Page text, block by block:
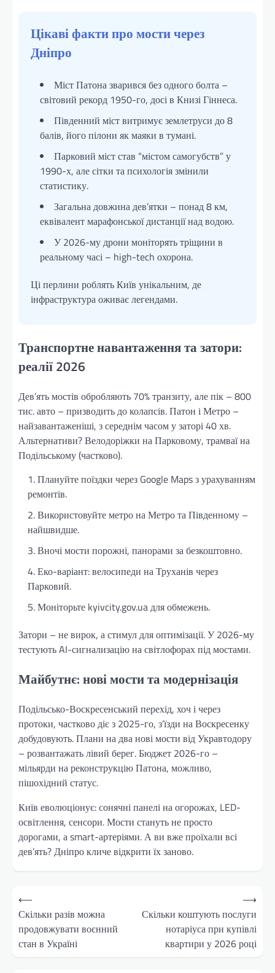
Цікаві факти про мости через
Дніпро
Міст Патона зварився без одного болта –
світовий рекорд 1950-го, досі в Книзі Гіннеса.
Південний міст витримує землетруси до 8
балів, його пілони як маяки в тумані.
Парковий міст став “містом самогубств” у
1990-х, але сітки та психологія змінили
статистику.
Загальна довжина дев’ятки – понад 8 км,
еквівалент марафонської дистанції над водою.
У 2026-му дрони моніторять тріщини в
реальному часі – high-tech охорона.
Ці перлини роблять Київ унікальним, де
інфраструктура оживає легендами.
Транспортне навантаження та затори:
реалії 2026
Дев’ять мостів обробляють 70% транзиту, але пік – 800
тис. авто – призводить до колапсів. Патон і Метро –
найзавантаженіші, з середнім часом у заторі 40 хв.
Альтернативи? Велодоріжки на Парковому, трамваї на
Подільському (частково).
Плануйте поїздки через Google Maps з урахуванням
ремонтів.
Використовуйте метро на Метро та Південному –
найшвидше.
Вночі мости порожні, панорами за безкоштовно.
Еко-варіант: велосипеди на Труханів через
Парковий.
Моніторьте kyivcity.gov.ua для обмежень.
Затори – не вирок, а стимул для оптимізації. У 2026-му
тестують AI-сигнализацію на світлофорах під мостами.
Майбутнє: нові мости та модернізація
Подільсько-Воскресенський перехід, хоч і через
протоки, частково діє з 2025-го, з’їзди на Воскресенку
добудовують. Плани на два нові мости від Укравтодору
– розвантажать лівий берег. Бюджет 2026-го –
мільярди на реконструкцію Патона, можливо,
пішохідний статус.
Київ еволюціонує: сонячні панелі на огорожах, LED-
освітлення, сенсори. Мости стануть не просто
дорогами, а smart-артеріями. А ви вже проїхали всі
дев’ять? Дніпро кличе відкрити їх заново.
Навігація
записів
⟵
Скільки разів можна
продовжувати воєнний
стан в Україні
Скільки коштують послуги
нотаріуса при купівлі
квартири у 2026 році
⟶